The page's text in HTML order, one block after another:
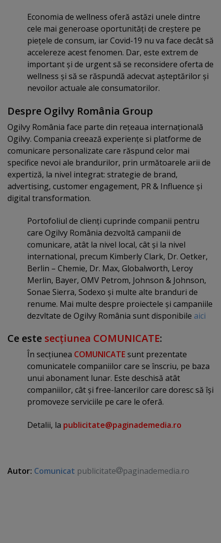
Economia de wellness oferă astăzi unele dintre
cele mai generoase oportunităţi de creştere pe
pieţele de consum, iar Covid-19 nu va face decât să
accelereze acest fenomen. Dar, este extrem de
important şi de urgent să se reconsidere oferta de
wellness şi să se răspundă adecvat aşteptărilor şi
nevoilor actuale ale consumatorilor.
Despre Ogilvy România Group
Ogilvy România face parte din reţeaua internaţională
Ogilvy. Compania creează experienţe si platforme de
comunicare personalizate care răspund celor mai
specifice nevoi ale brandurilor, prin următoarele arii de
expertiză, la nivel integrat: strategie de brand,
advertising, customer engagement, PR & Influence şi
digital transformation.
Portofoliul de clienţi cuprinde companii pentru
care Ogilvy România dezvoltă campanii de
comunicare, atât la nivel local, cât şi la nivel
international, precum Kimberly Clark, Dr. Oetker,
Berlin – Chemie, Dr. Max, Globalworth, Leroy
Merlin, Bayer, OMV Petrom, Johnson & Johnson,
Sonae Sierra, Sodexo şi multe alte branduri de
renume. Mai multe despre proiectele şi campaniile
dezvltate de Ogilvy România sunt disponibile aici
Ce este secţiunea COMUNICATE:
În secţiunea COMUNICATEsunt prezentate
comunicatele companiilor care se înscriu, pe baza
unui abonament lunar. Este deschisă atât
companiilor, cât şi free-lancerilor care doresc să îşi
promoveze serviciile pe care le oferă.
Detalii, la publicitate@paginademedia.ro
Autor: Comunicat publicitate paginademedia.ro